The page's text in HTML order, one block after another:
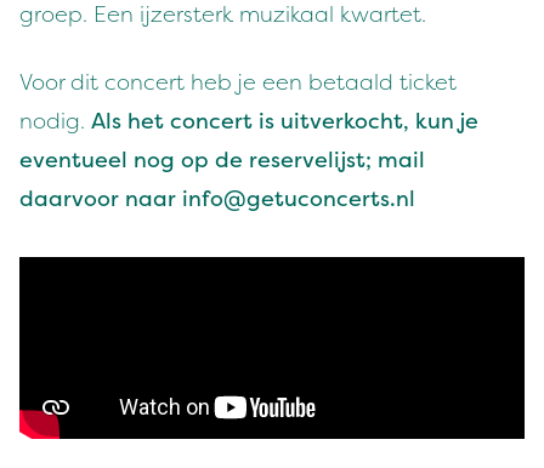
groep. Een ijzersterk muzikaal kwartet.
Voor dit concert heb je een betaald ticket
nodig. Als het concert is uitverkocht, kun je
eventueel nog op de reservelijst; mail
daarvoor naar info@getuconcerts.nl